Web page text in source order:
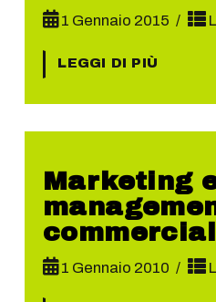
1 Gennaio 2015
LEGGI DI PIÙ
Marketing
1 Gennaio 2010